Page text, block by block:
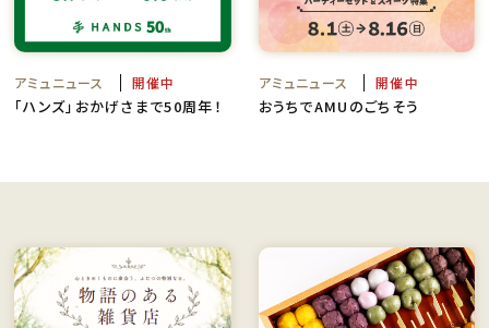
アミュニュース 開催中
「ハンズ」おかげさまで50周年！
アミュニュース 開催中
おうちでAMUのごちそう